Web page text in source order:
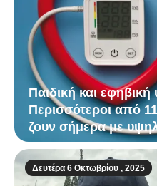
Παιδική και
Περισσότεροι από
ζουν σήμερα με
Δευτέρα 6 Οκτωβρίου , 2025